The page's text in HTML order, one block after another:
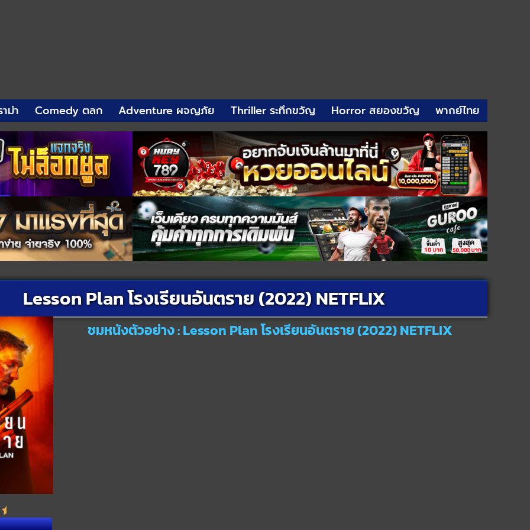
ม่า Comedy ตลก Adventure ผจญภัย Thriller ระทึกขวัญ Horror สยองขวัญ พากย์ไทย
Lesson Plan โรงเรียนอันตราย (2022) NETFLIX
ชมหนังตัวอย่าง : Lesson Plan โรงเรียนอันตราย (2022) NETFLIX